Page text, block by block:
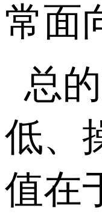
常面
总
低、
值在